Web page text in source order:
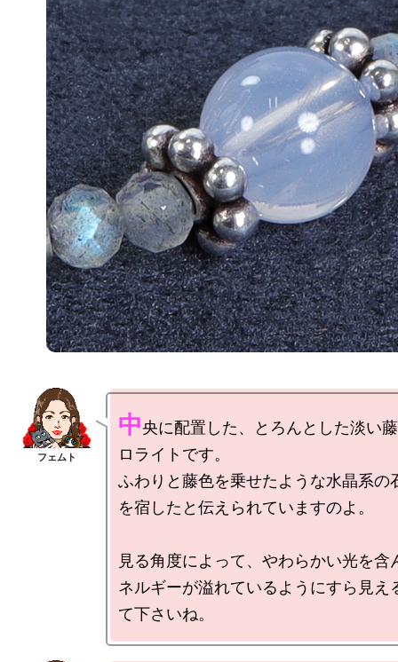
中央に配置した、とろんとした淡い
ロライトです。
ふわりと藤色を乗せたような水晶系の
を宿したと伝えられていますのよ。
見る角度によって、やわらかい光を含
ネルギーが溢れているようにすら見え